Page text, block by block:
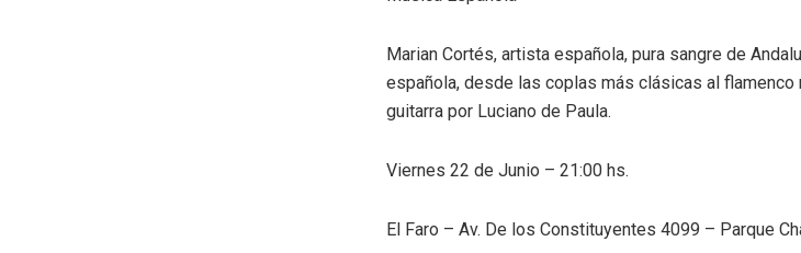
Marian Cortés, artista española, pura sangre de
española, desde las coplas más clásicas al flamenco
guitarra por Luciano de Paula.
Viernes 22 de Junio – 21:00 hs.
El Faro – Av. De los Constituyentes 4099 – Parque